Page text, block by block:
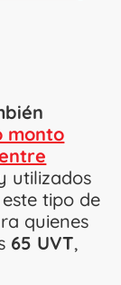
monto
utilizados
tipo de
quienes
65 UVT,